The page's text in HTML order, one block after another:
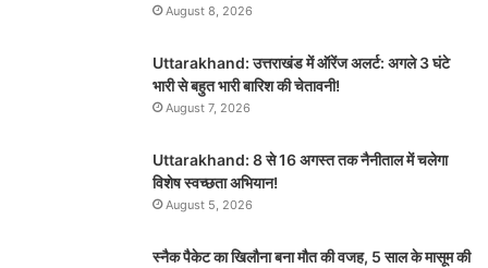
August 8, 2026
Uttarakhand: उत्तराखंड में ऑरेंज अलर्ट: अगले 3 घंटे
भारी से बहुत भारी बारिश की चेतावनी!
August 7, 2026
Uttarakhand: 8 से 16 अगस्त तक नैनीताल में चलेगा
विशेष स्वच्छता अभियान!
August 5, 2026
स्नैक पैकेट का खिलौना बना मौत की वजह, 5 साल के मासूम की